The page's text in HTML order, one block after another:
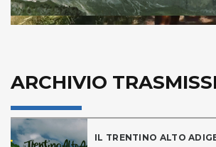
ARCHIVIO
IL TRENTINO ALTO